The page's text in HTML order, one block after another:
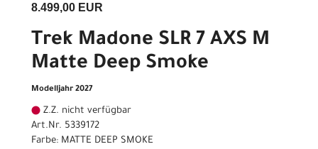
8.499,00 EUR
Trek Madone SLR 7 AXS M
Matte Deep Smoke
Modelljahr 2027
Z.Z. nicht verfügbar
Art.Nr. 5339172
Farbe: MATTE DEEP SMOKE